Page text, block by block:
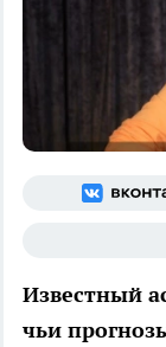
Известный
чьи